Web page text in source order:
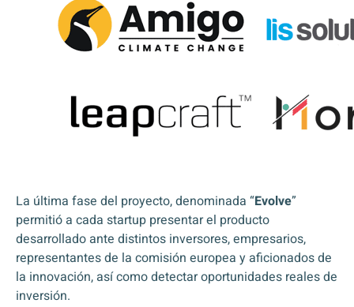
La última fase del proyecto, denominada “Evolve”
permitió a cada startup presentar el producto
desarrollado ante distintos inversores, empresarios,
representantes de la comisión europea y aficionados de
la innovación, así como detectar oportunidades reales de
inversión.